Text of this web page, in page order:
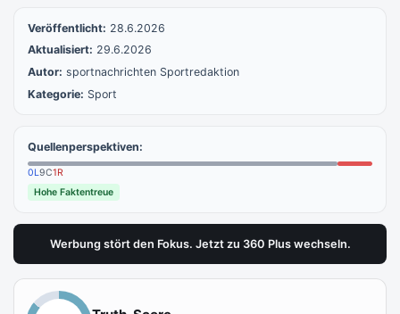
Veröffentlicht: 28.6.2026
Aktualisiert: 29.6.2026
Autor: sportnachrichten Sportredaktion
Kategorie: Sport
Quellenperspektiven:
0L 9C1R
Hohe Faktentreue
Werbung stört den Fokus. Jetzt zu 360 Plus wechseln.